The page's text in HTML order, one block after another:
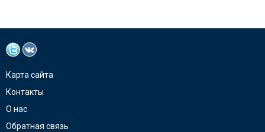
Карта сайта
Контакты
О нас
Обратная связь